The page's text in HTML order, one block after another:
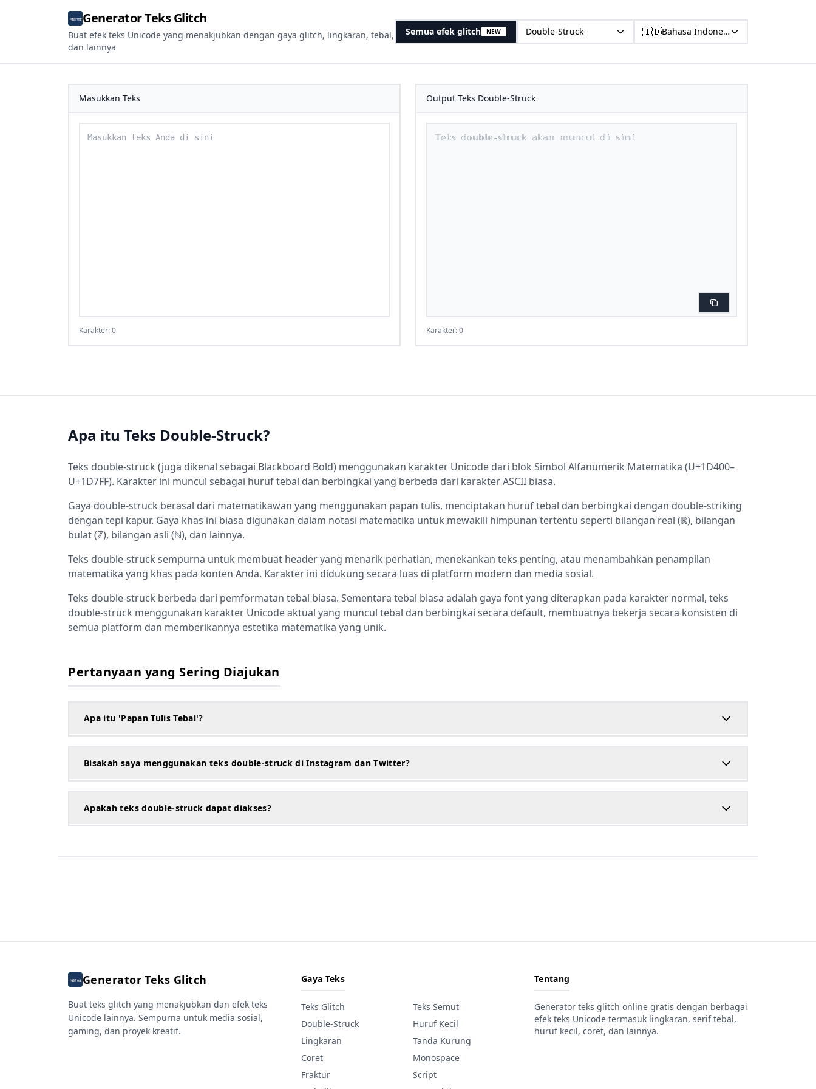
Generator Teks Glitch
Buat efek teks Unicode yang menakjubkan dengan gaya glitch, lingkaran, tebal,
dan lainnya
Semua efek glitch NEW Double-Struck 🇮🇩Bahasa Indonesia
Masukkan Teks
Karakter: 0
Output Teks Double-Struck
Karakter: 0
Apa itu Teks Double-Struck?
Teks double-struck (juga dikenal sebagai Blackboard Bold) menggunakan karakter Unicode dari blok Simbol Alfanumerik Matematika (U+1D400–
U+1D7FF). Karakter ini muncul sebagai huruf tebal dan berbingkai yang berbeda dari karakter ASCII biasa.
Gaya double-struck berasal dari matematikawan yang menggunakan papan tulis, menciptakan huruf tebal dan berbingkai dengan double-striking
dengan tepi kapur. Gaya khas ini biasa digunakan dalam notasi matematika untuk mewakili himpunan tertentu seperti bilangan real (ℝ), bilangan
bulat (ℤ), bilangan asli (ℕ), dan lainnya.
Teks double-struck sempurna untuk membuat header yang menarik perhatian, menekankan teks penting, atau menambahkan penampilan
matematika yang khas pada konten Anda. Karakter ini didukung secara luas di platform modern dan media sosial.
Teks double-struck berbeda dari pemformatan tebal biasa. Sementara tebal biasa adalah gaya font yang diterapkan pada karakter normal, teks
double-struck menggunakan karakter Unicode aktual yang muncul tebal dan berbingkai secara default, membuatnya bekerja secara konsisten di
semua platform dan memberikannya estetika matematika yang unik.
Pertanyaan yang Sering Diajukan
Apa itu 'Papan Tulis Tebal'?
Bisakah saya menggunakan teks double-struck di Instagram dan Twitter?
Apakah teks double-struck dapat diakses?
Generator Teks Glitch
Buat teks glitch yang menakjubkan dan efek teks
Unicode lainnya. Sempurna untuk media sosial,
gaming, dan proyek kreatif.
Gaya Teks
Teks Glitch
Teks Semut
Double-Struck
Huruf Kecil
Lingkaran
Tanda Kurung
Coret
Monospace
Fraktur
Script
Tentang
Generator teks glitch online gratis dengan berbagai
efek teks Unicode termasuk lingkaran, serif tebal,
huruf kecil, coret, dan lainnya.